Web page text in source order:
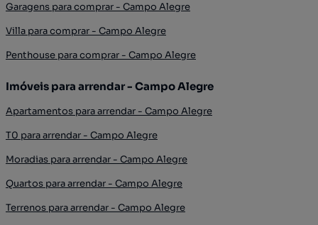
Garagens para comprar - Campo Alegre
Villa para comprar - Campo Alegre
Penthouse para comprar - Campo Alegre
Imóveis para arrendar - Campo Alegre
Apartamentos para arrendar - Campo Alegre
T0 para arrendar - Campo Alegre
Moradias para arrendar - Campo Alegre
Quartos para arrendar - Campo Alegre
Terrenos para arrendar - Campo Alegre